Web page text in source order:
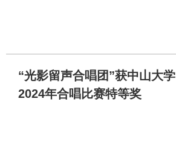
“光影留声合唱团”获中山大学
2024年合唱比赛特等奖